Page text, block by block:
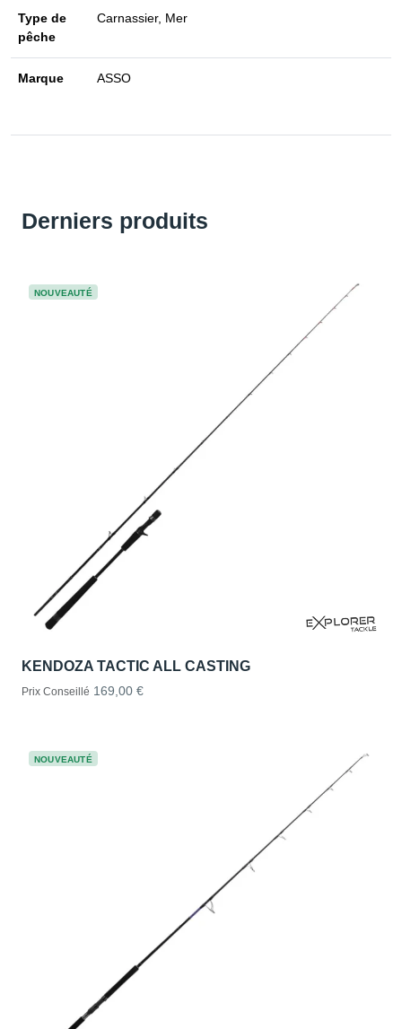
Type de
pêche
Carnassier, Mer
Marque ASSO
Derniers produits
NOUVEAUTÉ
KENDOZA TACTIC ALL CASTING
Prix Conseillé 169,00 €
NOUVEAUTÉ